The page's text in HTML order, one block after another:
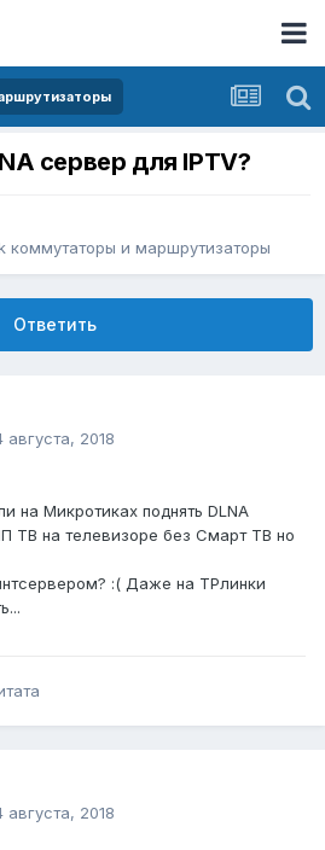
сервер для IPTV?
коммутаторы и маршрутизаторы
Ответить
августа, 2018
на Микротиках поднять DLNA
ТВ на телевизоре без Смарт ТВ но
:( Даже на ТРлинки
августа, 2018